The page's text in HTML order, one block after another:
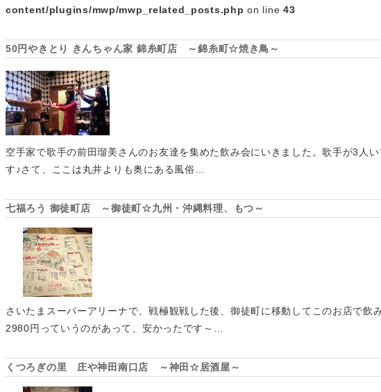
content/plugins/mwp/mwp_related_posts.php on line43
50円やきとり きんちゃん家 錦糸町店 ～錦糸町☆焼き鳥～
空手家で歌手の前田瑠美さんのお友達を集めた飲み会にいきました。歌手が3人
す♪さて、ここは丸井よりも奥にある風俗…
七福ろう 御徒町店 ～御徒町☆九州・沖縄料理、もつ～
さいたまスーパーアリーナで、戦極観戦した後、御徒町に移動してこのお店で飲
2980円っていうのがあって、安かったです～…
くつろぎの里 庄や神田南口店 ～神田☆居酒屋～